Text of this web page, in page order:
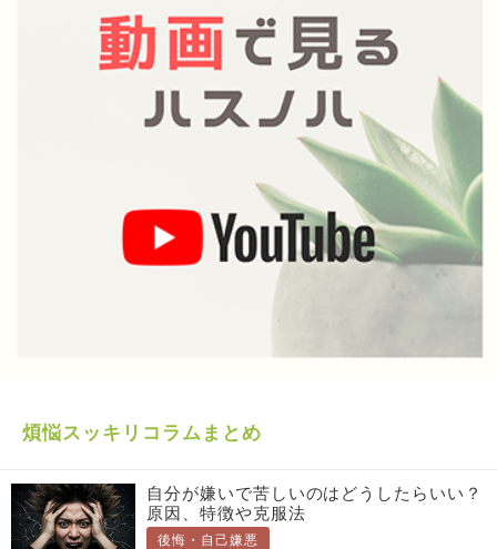
煩悩スッキリコラムまとめ
自分が嫌いで苦しいのはどうしたらいい？
原因、特徴や克服法
後悔・自己嫌悪